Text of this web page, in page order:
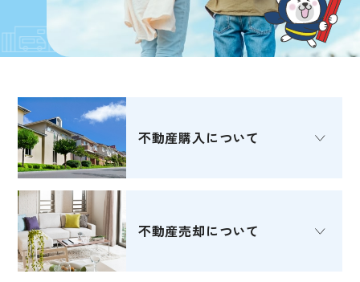
不動産購入について
不動産売却について